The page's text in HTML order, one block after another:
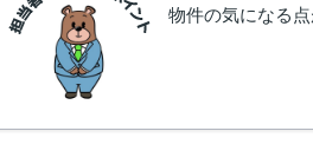
物件の気になる